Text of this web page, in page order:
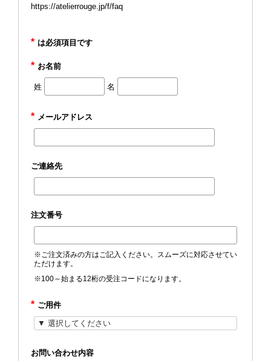
https://atelierrouge.jp/f/faq
* は必須項目です
* お名前
姓 名
* メールアドレス
ご連絡先
注文番号
※ご注文済みの方はご記入ください。スムーズに対応させてい
ただけます。
※100～始まる12桁の受注コードになります。
* ご用件
お問い合わせ内容